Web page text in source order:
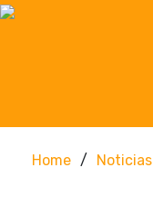
Home / Noticias